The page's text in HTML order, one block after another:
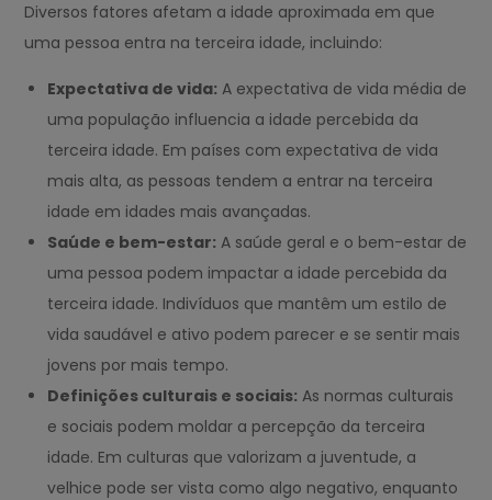
Diversos fatores afetam a idade aproximada em que
uma pessoa entra na terceira idade, incluindo:
Expectativa de vida: A expectativa de vida média de
uma população influencia a idade percebida da
terceira idade. Em países com expectativa de vida
mais alta, as pessoas tendem a entrar na terceira
idade em idades mais avançadas.
Saúde e bem-estar: A saúde geral e o bem-estar de
uma pessoa podem impactar a idade percebida da
terceira idade. Indivíduos que mantêm um estilo de
vida saudável e ativo podem parecer e se sentir mais
jovens por mais tempo.
Definições culturais e sociais: As normas culturais
e sociais podem moldar a percepção da terceira
idade. Em culturas que valorizam a juventude, a
velhice pode ser vista como algo negativo, enquanto